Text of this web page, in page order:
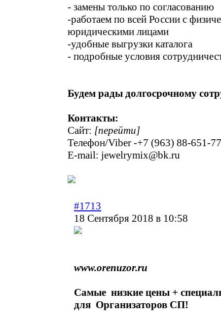
- замены только по согласованию
-работаем по всей России с
юридическими лицами
-удобные выгрузки каталога
- подробные условия
Будем рады долгосрочному
Контакты:
Сайт: [перейти]
Телефон/Viber -+7 (963) 88-651-77
E-mail: jewelrymix@bk.ru
#1713
18 Сентября 2018 в 10:58
www.orenuzor.ru
Самые низкие цены +
для Организаторов СП!